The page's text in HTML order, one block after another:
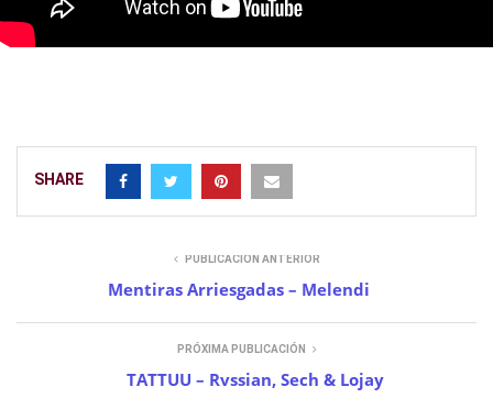
SHARE
PUBLICACIÓN ANTERIOR
Mentiras Arriesgadas – Melendi
PRÓXIMA PUBLICACIÓN
TATTUU – Rvssian, Sech & Lojay